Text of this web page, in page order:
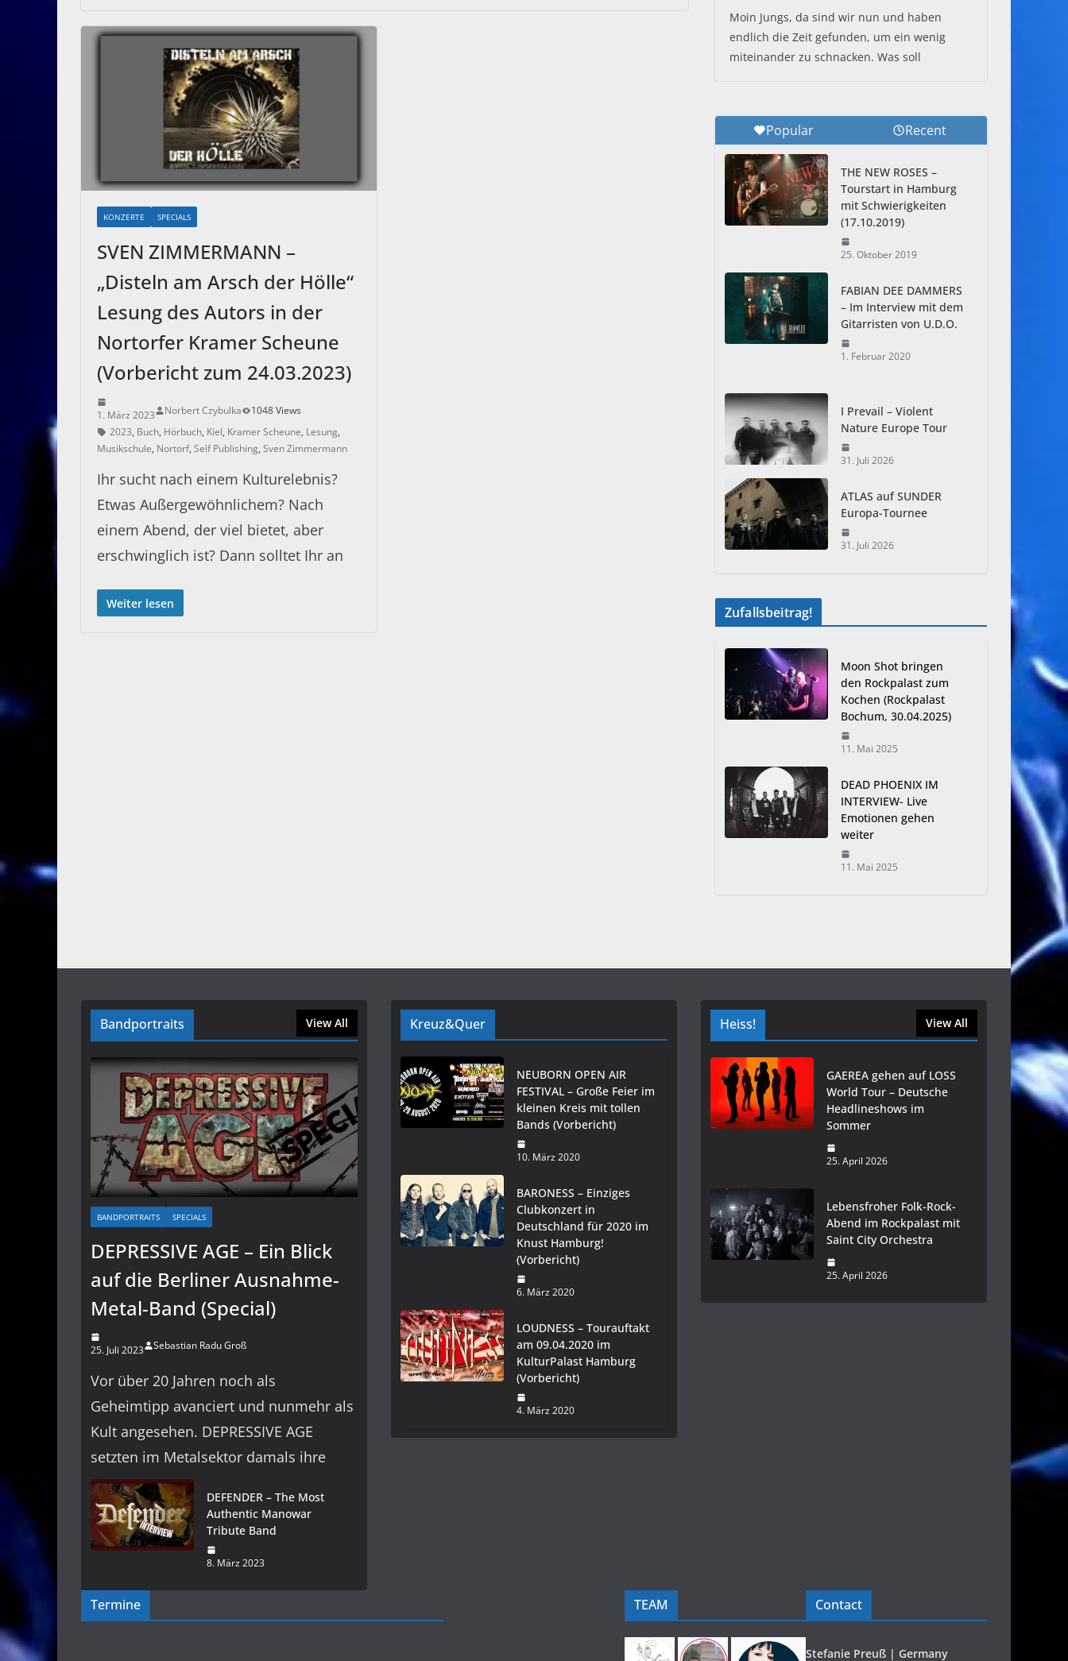
KONZERTE SPECIALS
SVEN ZIMMERMANN –
„Disteln am Arsch der Hölle“
Lesung des Autors in der
Nortorfer Kramer Scheune
(Vorbericht zum 24.03.2023)
1. März 2023 Norbert Czybulka
1048 Views
2023, Buch, Hörbuch, Kiel, Kramer Scheune, Lesung,
Musikschule, Nortorf, Self Publishing, Sven Zimmermann
Ihr sucht nach einem Kulturelebnis?
Etwas Außergewöhnlichem? Nach
einem Abend, der viel bietet, aber
erschwinglich ist? Dann solltet Ihr an
Weiter lesen
Moin Jungs, da sind wir nun und haben
endlich die Zeit gefunden, um ein wenig
miteinander zu schnacken. Was soll
Popular Recent
THE NEW ROSES –
Tourstart in Hamburg
mit Schwierigkeiten
(17.10.2019)
25. Oktober 2019
FABIAN DEE DAMMERS
– Im Interview mit dem
Gitarristen von U.D.O.
1. Februar 2020
I Prevail – Violent
Nature Europe Tour
31. Juli 2026
ATLAS auf SUNDER
Europa-Tournee
31. Juli 2026
Zufallsbeitrag!
Moon Shot bringen
den Rockpalast zum
Kochen (Rockpalast
Bochum, 30.04.2025)
11. Mai 2025
DEAD PHOENIX IM
INTERVIEW- Live
Emotionen gehen
weiter
11. Mai 2025
Bandportraits View All
BANDPORTRAITS SPECIALS
DEPRESSIVE AGE – Ein Blick
auf die Berliner Ausnahme-
Metal-Band (Special)
25. Juli 2023 Sebastian Radu Groß
Vor über 20 Jahren noch als
Geheimtipp avanciert und nunmehr als
Kult angesehen. DEPRESSIVE AGE
setzten im Metalsektor damals ihre
DEFENDER – The Most
Authentic Manowar
Tribute Band
8. März 2023
Kreuz&Quer
NEUBORN OPEN AIR
FESTIVAL – Große Feier im
kleinen Kreis mit tollen
Bands (Vorbericht)
10. März 2020
BARONESS – Einziges
Clubkonzert in
Deutschland für 2020 im
Knust Hamburg!
(Vorbericht)
6. März 2020
LOUDNESS – Tourauftakt
am 09.04.2020 im
KulturPalast Hamburg
(Vorbericht)
4. März 2020
Heiss! View All
GAEREA gehen auf LOSS
World Tour – Deutsche
Headlineshows im
Sommer
25. April 2026
Lebensfroher Folk-Rock-
Abend im Rockpalast mit
Saint City Orchestra
25. April 2026
Termine TEAM Contact
Stefanie Preuß | Germany